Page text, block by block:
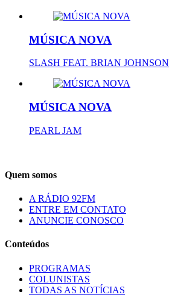
MÚSICA NOVA
SLASH FEAT. BRIAN JOHNSON
MÚSICA NOVA
PEARL JAM
Quem somos
A RÁDIO 92FM
ENTRE EM CONTATO
ANUNCIE CONOSCO
Conteúdos
PROGRAMAS
COLUNISTAS
TODAS AS NOTÍCIAS